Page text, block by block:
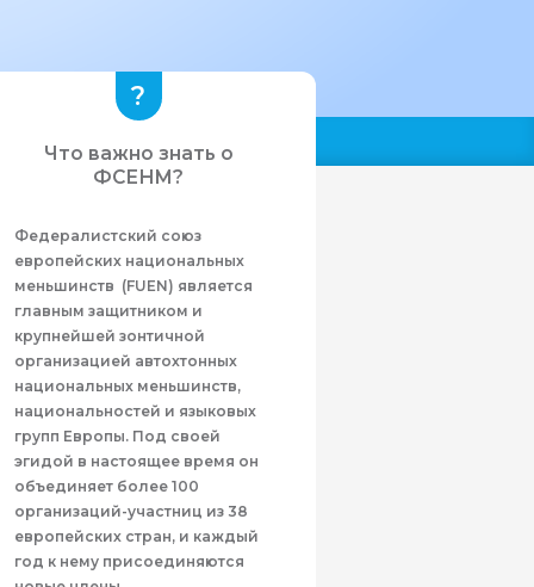
Что важно знать о
ФСЕНМ?
Федералистcкий союз
европейских национальных
меньшинств (FUEN) является
главным защитником и
крупнейшей зонтичной
организацией автохтонных
национальных меньшинств,
национальностей и языковых
групп Европы. Под своей
эгидой в настоящее время он
объединяет более 100
организаций-участниц из 38
европейских стран, и каждый
год к нему присоединяются